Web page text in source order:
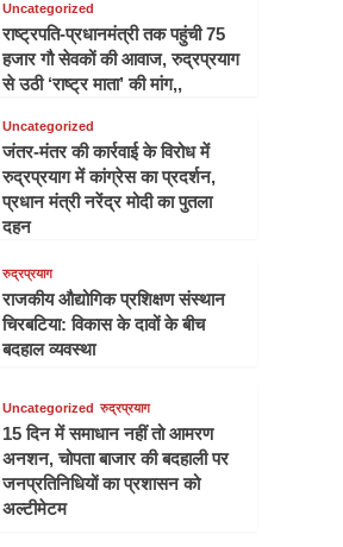
Uncategorized
राष्ट्रपति-प्रधानमंत्री तक पहुंची 75
हजार गौ सेवकों की आवाज, रुद्रप्रयाग
से उठी ‘राष्ट्र माता’ की मांग,,
Uncategorized
जंतर-मंतर की कार्रवाई के विरोध में
रुद्रप्रयाग में कांग्रेस का प्रदर्शन,
प्रधान मंत्री नरेंद्र मोदी का पुतला
दहन
रुद्रप्रयाग
राजकीय औद्योगिक प्रशिक्षण संस्थान
चिरबटिया: विकास के दावों के बीच
बदहाल व्यवस्था
Uncategorized रुद्रप्रयाग
15 दिन में समाधान नहीं तो आमरण
अनशन, चोपता बाजार की बदहाली पर
जनप्रतिनिधियों का प्रशासन को
अल्टीमेटम